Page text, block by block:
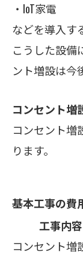
・IoT家電
などを導入す
こうした設備
ント増設は今
コンセント増
コンセント増
ります。
基本工事の費
工事内容
コンセント増